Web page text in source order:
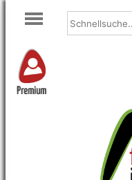
Premium